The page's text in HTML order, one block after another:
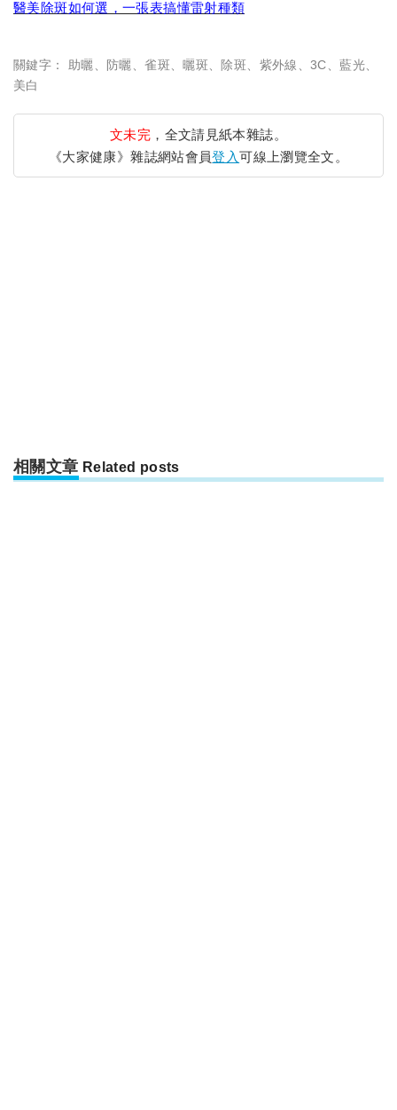
醫美除斑如何選，一張表搞懂雷射種類
關鍵字： 助曬、 防曬、雀斑、曬斑、 除斑、 紫外線 、 3C、藍光、
美白
文未完 ，全文請見紙本雜誌。
《大家健康》雜誌網站會員登入可線上瀏覽全文。
相關文章 Related posts